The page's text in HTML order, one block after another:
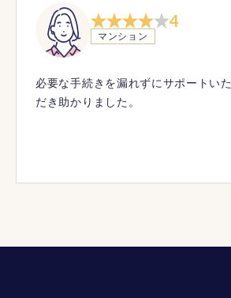
4
マンション
必要な手続きを漏れずにサポートいた
だき助かりました。